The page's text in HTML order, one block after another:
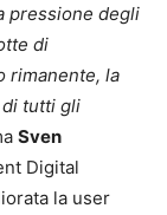
pressione degli
di
rimanente, la
tutti gli
Sven
Digital
la user